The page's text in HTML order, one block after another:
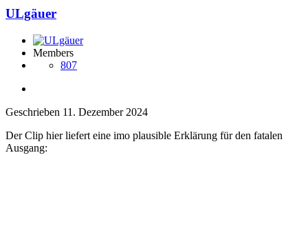
ULgäuer
Members
807
Geschrieben 11. Dezember 2024
Der Clip hier liefert eine imo plausible Erklärung für den fatalen
Ausgang: